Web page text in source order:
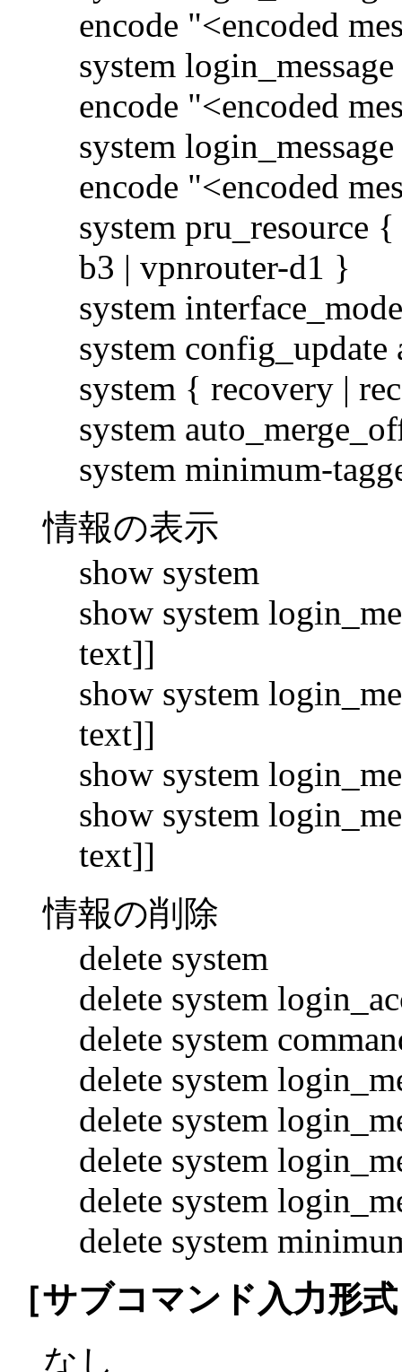
encode "<encoded
system
encode "<encoded
system
encode "<encoded
system pru_resource
b3 | vpnrouter-d1 }
system
system config_update
system { recovery |
system
system minimum-
情報の表示
show system
show system
text]]
show system
text]]
show system
show system
text]]
情報の削除
delete system
delete system
delete system
delete system
delete system
delete system
delete system
delete system
［サブコマンド入力形
なし